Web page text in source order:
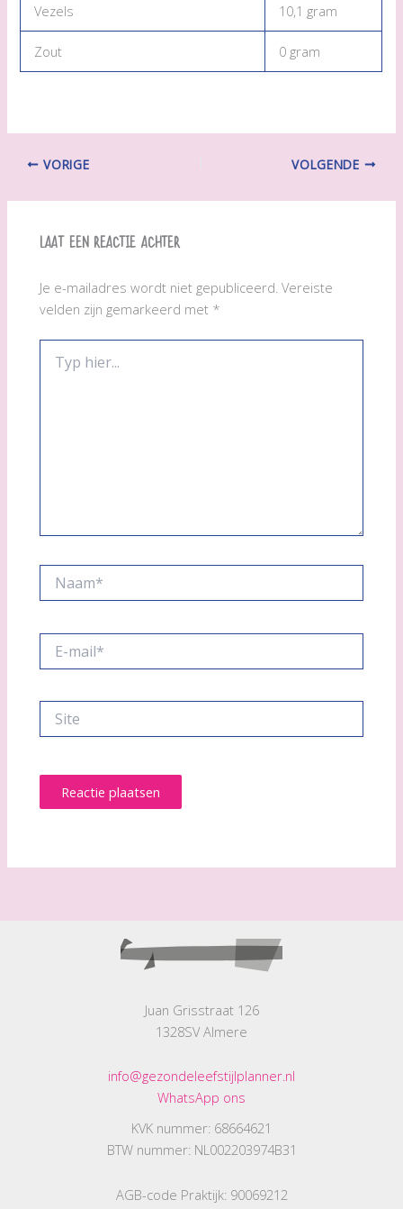
Vezels 10,1 gram
Zout 0 gram
VORIGE VOLGENDE
Laat een reactie achter
Je e-mailadres wordt niet gepubliceerd. Vereiste
velden zijn gemarkeerd met *
hier...
mail*
Juan Grisstraat 126
1328SV Almere
info@gezondeleefstijlplanner.nl
WhatsApp ons
KVK nummer: 68664621
BTW nummer: NL002203974B31
AGB-code Praktijk: 90069212